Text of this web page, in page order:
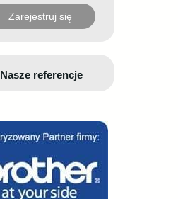
Zarejestruj się
Nasze referencje